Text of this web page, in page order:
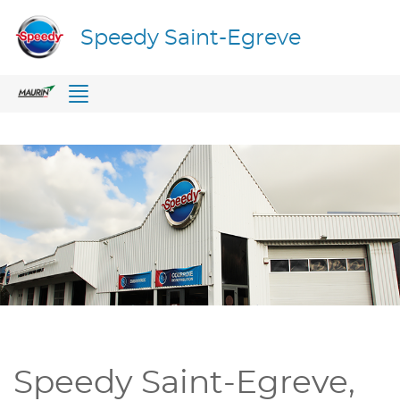
Speedy Saint-Egreve
Menu
Speedy Saint-Egreve,